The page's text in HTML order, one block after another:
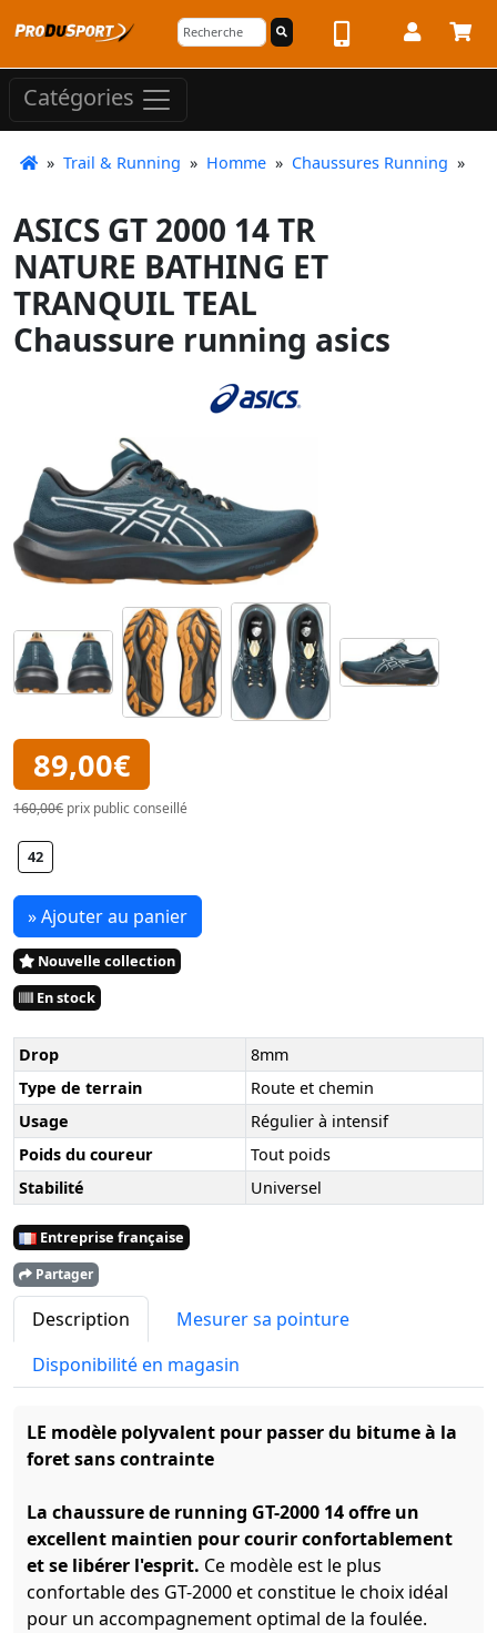
Catégories
» Trail & Running » Homme » Chaussures Running »
ASICS GT 2000 14 TR
NATURE BATHING ET
TRANQUIL TEAL
Chaussure running asics
89,00€
160,00€ prix public conseillé
42
» Ajouter au panier
Nouvelle collection
En stock
Drop
8mm
Type de terrain
Route et chemin
Usage
Régulier à intensif
Poids du coureur
Tout poids
Stabilité
Universel
Entreprise française
Partager
Description
Mesurer sa pointure
Disponibilité en magasin
LE modèle polyvalent pour passer du bitume à la
foret sans contrainte
La chaussure de running GT-2000 14 offre un
excellent maintien pour courir confortablement
et se libérer l'esprit. Ce modèle est le plus
confortable des GT-2000 et constitue le choix idéal
pour un accompagnement optimal de la foulée.